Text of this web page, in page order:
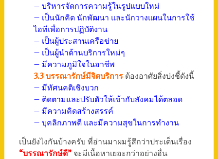
– บริหารจัดการความรู้ในรูปแบบใหม่
– เป็นนักคิด นักพัฒนา และนักวางแผนในการใช้
ไอทีเพื่อการปฏิบัติงาน
– เป็นผู้ประสานเครือข่าย
– เป็นผู้นำด้านบริการใหม่ๆ
– มีความภูมิใจในอาชีพ
3.3 บรรณารักษ์มีจิตบริการต้องอาศัยสิ่งบ่งชี้ดังนี้
– มีทัศนคติเชิงบวก
– ติดตามและปรับตัวให้เข้ากับสังคมได้ตลอด
– มีความคิดสร้างสรรค์
– บุคลิกภาพดี และมีความสุขในการทำงาน
เป็นยังไงกันบ้างครับ ที่อ่านมาผมรู้สึกว่าประเด็นเรื่อง
“บรรณารักษ์ดี”จะมีเนื้อหาเยอะกว่าอย่างอื่น